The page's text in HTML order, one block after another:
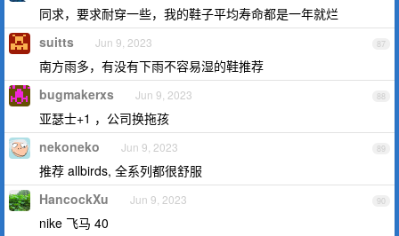
同求，要求耐穿一些，我的鞋子平均寿命都是一年就烂
87
suitts Jun 9, 2023
南方雨多，有没有下雨不容易湿的鞋推荐
88
bugmakerxs Jun 9, 2023
亚瑟士+1 ，公司换拖孩
89
nekoneko Jun 9, 2023
推荐 allbirds, 全系列都很舒服
90
HancockXu Jun 9, 2023
nike 飞马 40